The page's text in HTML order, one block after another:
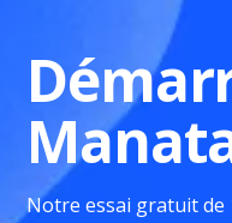
Notre essai gratuit de